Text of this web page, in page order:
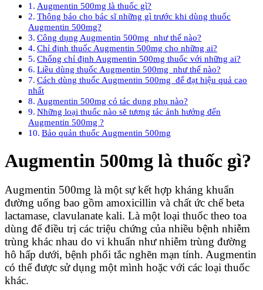
Augmentin 500mg là thuốc gì?
Thông báo cho bác sĩ những gì trước khi dùng thuốc
Augmentin 500mg?
Công dụng Augmentin 500mg như thế nào?
Chỉ định thuốc Augmentin 500mg cho những ai?
Chống chỉ định Augmentin 500mg thuốc với những ai?
Liều dùng thuốc Augmentin 500mg như thế nào?
Cách dùng thuốc Augmentin 500mg để đạt hiệu quả cao
nhất
Augmentin 500mg có tác dụng phụ nào?
Những loại thuốc nào sẽ tương tác ảnh hưởng đến
Augmentin 500mg ?
Bảo quản thuốc Augmentin 500mg
Augmentin 500mg là thuốc gì?
Augmentin 500mg là một sự kết hợp kháng khuẩn
đường uống bao gồm amoxicillin và chất ức chế beta
lactamase, clavulanate kali. Là một loại thuốc theo toa
dùng để điều trị các triệu chứng của nhiều bệnh nhiễm
trùng khác nhau do vi khuẩn như nhiễm trùng đường
hô hấp dưới, bệnh phổi tắc nghẽn mạn tính. Augmentin
có thể được sử dụng một mình hoặc với các loại thuốc
khác.